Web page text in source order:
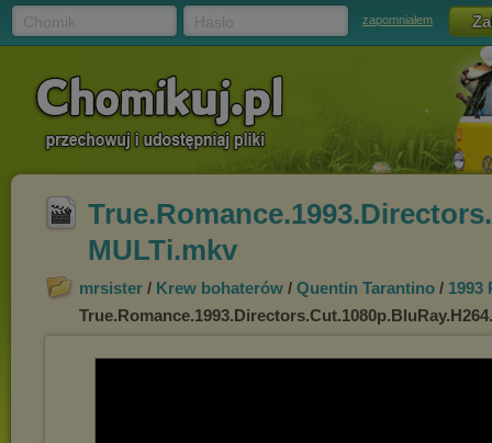
zapomniałem
MULTi.mkv
mrsister / Krew bohaterów / Quentin Tarantino / 1993